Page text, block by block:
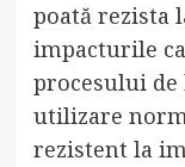
poată rezista
impacturile
procesului
utilizare
rezistent la